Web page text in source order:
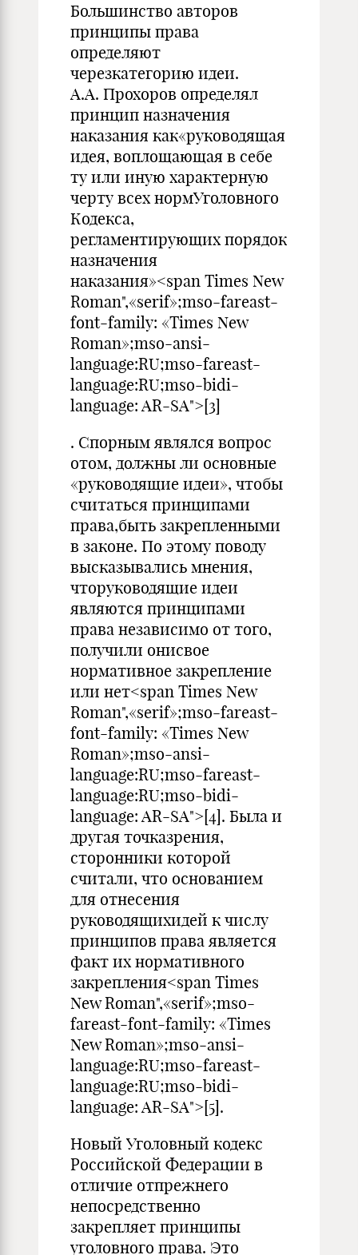
Большинство авторов
принципы права
определяют
черезкатегорию идеи.
А.А. Прохоров определял
принцип назначения
наказания как«руководящая
идея, воплощающая в себе
ту или иную характерную
черту всех нормУголовного
Кодекса,
регламентирующих порядок
назначения
наказания»<span Times New
Roman",«serif»;mso-fareast-
font-family: «Times New
Roman»;mso-ansi-
language:RU;mso-fareast-
language:RU;mso-bidi-
language: AR-SA">[3]
. Спорным являлся вопрос
отом, должны ли основные
«руководящие идеи», чтобы
считаться принципами
права,быть закрепленными
в законе. По этому поводу
высказывались мнения,
чторуководящие идеи
являются принципами
права независимо от того,
получили онисвое
нормативное закрепление
или нет<span Times New
Roman",«serif»;mso-fareast-
font-family: «Times New
Roman»;mso-ansi-
language:RU;mso-fareast-
language:RU;mso-bidi-
language: AR-SA">[4]. Была и
другая точказрения,
сторонники которой
считали, что основанием
для отнесения
руководящихидей к числу
принципов права является
факт их нормативного
закрепления<span Times
New Roman",«serif»;mso-
fareast-font-family: «Times
New Roman»;mso-ansi-
language:RU;mso-fareast-
language:RU;mso-bidi-
language: AR-SA">[5].
Новый Уголовный кодекс
Российской Федерации в
отличие отпрежнего
непосредственно
закрепляет принципы
уголовного права. Это